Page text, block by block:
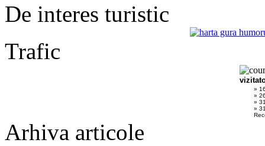
De interes turistic
Trafic
»
»
»
»
Arhiva articole